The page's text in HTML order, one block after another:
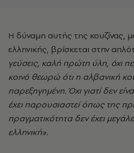
Η δύναμη αυτής της κουζίνας, μας λέει, όπως και της
ελληνικής, βρίσκεται στην
γεύσεις, καλή πρώτη ύλη, όχι
κοινό θεωρώ ότι η αλβανική
παρεξηγημένη. Όχι γιατί δεν
έχει παρουσιαστεί όπως της
πραγματικότητα δεν έχει
ελληνική».